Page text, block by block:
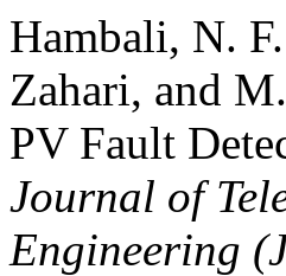
Hambali, N.
Zahari, and
PV Fault
Journal of
Engineering